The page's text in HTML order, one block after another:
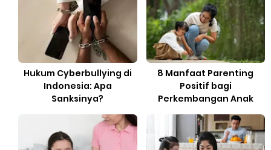
Hukum Cyberbullying di
Indonesia: Apa
Sanksinya?
8 Manfaat Parenting
Positif bagi
Perkembangan Anak